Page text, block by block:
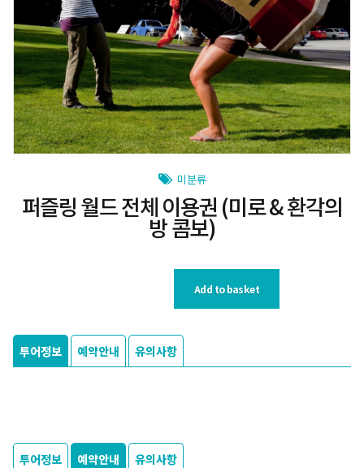
미분류
퍼즐링 월드 전체 이용권 (미로 & 환각의
방 콤보)
Add to basket
투어정보 예약안내 유의사항
투어정보 예약안내 유의사항